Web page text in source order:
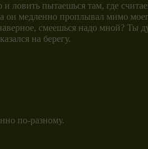
ловить пытаешься там, где
он медленно проплывал мимо
смеешься надо мной? Ты
на берегу.
по-разному.